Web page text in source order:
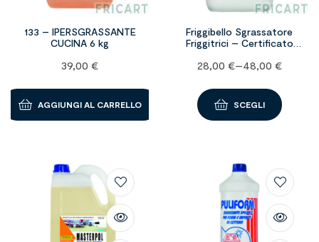
133 – IPERSGRASSANTE
CUCINA 6 kg
39,00 €
AGGIUNGI AL CARRELLO
Friggibello Sgrassatore
Friggitrici – Certificato
28,00 €–48,00 €
SCEGLI